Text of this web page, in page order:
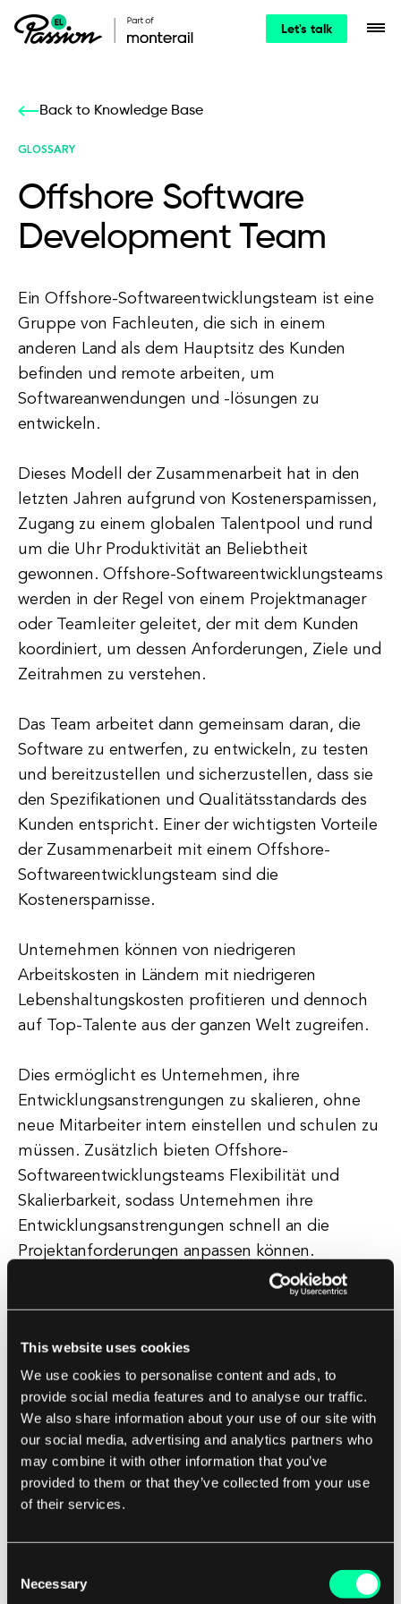
This website uses cookies
We use cookies to personalise content and ads, to
provide social media features and to analyse our traffic.
We also share information about your use of our site with
our social media, advertising and analytics partners who
may combine it with other information that you’ve
provided to them or that they’ve collected from your use
of their services.
Selection
Necessary
Let's talk
Back to Knowledge Base
GLOSSARY
Offshore Software
Development Team
Ein Offshore-Softwareentwicklungsteam ist eine
Gruppe von Fachleuten, die sich in einem
anderen Land als dem Hauptsitz des Kunden
befinden und remote arbeiten, um
Softwareanwendungen und -lösungen zu
entwickeln.
Dieses Modell der Zusammenarbeit hat in den
letzten Jahren aufgrund von Kostenersparnissen,
Zugang zu einem globalen Talentpool und rund
um die Uhr Produktivität an Beliebtheit
gewonnen. Offshore-Softwareentwicklungsteams
werden in der Regel von einem Projektmanager
oder Teamleiter geleitet, der mit dem Kunden
koordiniert, um dessen Anforderungen, Ziele und
Zeitrahmen zu verstehen.
Das Team arbeitet dann gemeinsam daran, die
Software zu entwerfen, zu entwickeln, zu testen
und bereitzustellen und sicherzustellen, dass sie
den Spezifikationen und Qualitätsstandards des
Kunden entspricht. Einer der wichtigsten Vorteile
der Zusammenarbeit mit einem Offshore-
Softwareentwicklungsteam sind die
Kostenersparnisse.
Unternehmen können von niedrigeren
Arbeitskosten in Ländern mit niedrigeren
Lebenshaltungskosten profitieren und dennoch
auf Top-Talente aus der ganzen Welt zugreifen.
Dies ermöglicht es Unternehmen, ihre
Entwicklungsanstrengungen zu skalieren, ohne
neue Mitarbeiter intern einstellen und schulen zu
müssen. Zusätzlich bieten Offshore-
Softwareentwicklungsteams Flexibilität und
Skalierbarkeit, sodass Unternehmen ihre
Entwicklungsanstrengungen schnell an die
Projektanforderungen anpassen können.
Diese Agilität ist in der heutigen schnelllebigen
Unternehmen sich an veränderte
Marktbedingungen und Kundenanforderungen
anpassen müssen. Trotz der vielen Vorteile von
Offshore-Softwareentwicklungsteams gibt es
einige Herausforderungen zu berücksichtigen.
Kommunikation kann ein potenzielles Problem